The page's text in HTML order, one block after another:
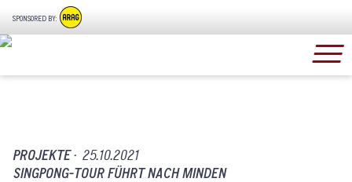
SPONSORED BY:
PROJEKTE · 25.10.2021
SINGPONG-TOUR FÜHRT NACH MINDEN